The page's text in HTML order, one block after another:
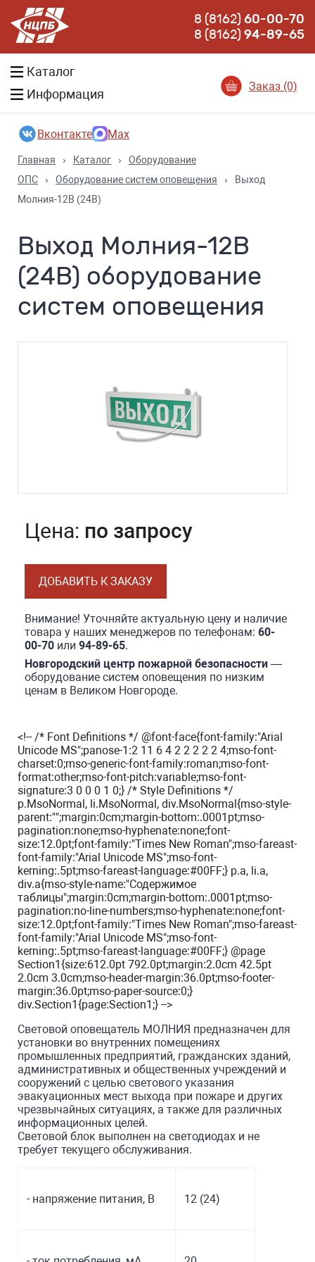
8 (8162)60-00-70
8 (8162)94-89-65
Каталог
Информация
Заказ (0)
Вконтакте Max
Главная › Каталог ›
Оборудование
ОПС
› Оборудование систем оповещения ›
Выход
Молния-12В (24В)
Выход Молния-12В
(24В) оборудование
систем оповещения
Цена: по запросу
ДОБАВИТЬ К ЗАКАЗУ
Внимание! Уточняйте актуальную цену и наличие
товара у наших менеджеров по телефонам: 60-
00-70 или 94-89-65.
Новгородский центр пожарной безопасности —
оборудование систем оповещения по низким
ценам в Великом Новгороде.
<!-- /* Font Definitions */ @font-face{font-family:"Arial
Unicode MS";panose-1:2 11 6 4 2 2 2 2 2 4;mso-font-
charset:0;mso-generic-font-family:roman;mso-font-
format:other;mso-font-pitch:variable;mso-font-
signature:3 0 0 0 1 0;} /* Style Definitions */
p.MsoNormal, li.MsoNormal, div.MsoNormal{mso-style-
parent:"";margin:0cm;margin-bottom:.0001pt;mso-
pagination:none;mso-hyphenate:none;font-
size:12.0pt;font-family:"Times New Roman";mso-fareast-
font-family:"Arial Unicode MS";mso-font-
kerning:.5pt;mso-fareast-language:#00FF;} p.a, li.a,
div.a{mso-style-name:"Содержимое
таблицы";margin:0cm;margin-bottom:.0001pt;mso-
pagination:no-line-numbers;mso-hyphenate:none;font-
size:12.0pt;font-family:"Times New Roman";mso-fareast-
font-family:"Arial Unicode MS";mso-font-
kerning:.5pt;mso-fareast-language:#00FF;} @page
Section1{size:612.0pt 792.0pt;margin:2.0cm 42.5pt
2.0cm 3.0cm;mso-header-margin:36.0pt;mso-footer-
margin:36.0pt;mso-paper-source:0;}
div.Section1{page:Section1;} -->
Световой оповещатель МОЛНИЯ предназначен для
установки во внутренних помещениях
промышленных предприятий, гражданских зданий,
административных и общественных учреждений и
сооружений с целью светового указания
эвакуационных мест выхода при пожаре и других
чрезвычайных ситуациях, а также для различных
информационных целей.
Световой блок выполнен на светодиодах и не
требует текущего обслуживания.
- напряжение питания, В 12 (24)